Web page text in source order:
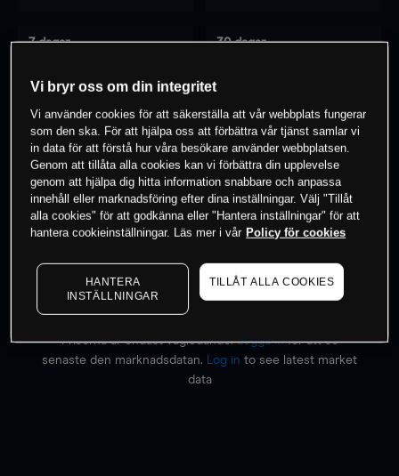
7 dagar 30 dagar
0% av kunderna har en position i detta
instrument
Börja handla
Priserna är endast vägledande.Logga inför att se
senaste den marknadsdatan.
Log in to see latest market
data
Vi bryr oss om din integritet
Vi använder cookies för att säkerställa att vår webbplats fungerar
som den ska. För att hjälpa oss att förbättra vår tjänst samlar vi
in data för att förstå hur våra besökare använder webbplatsen.
Genom att tillåta alla cookies kan vi förbättra din upplevelse
genom att hjälpa dig hitta information snabbare och anpassa
innehåll eller marknadsföring efter dina inställningar. Välj "Tillåt
alla cookies" för att godkänna eller "Hantera inställningar" för att
hantera cookieinställningar. Läs mer i vår Policy för cookies
HANTERA
INSTÄLLNINGAR
TILLÅT ALLA COOKIES